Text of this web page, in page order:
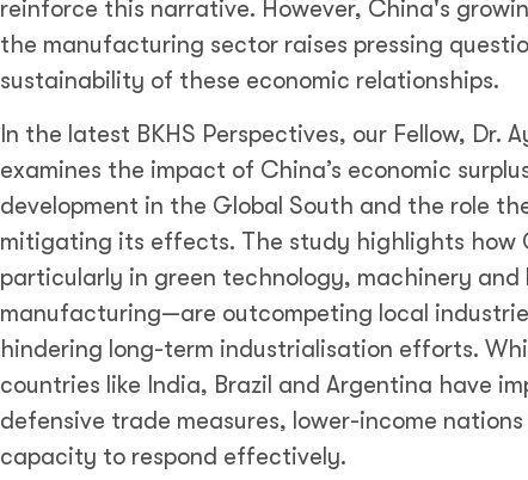
reinforce this narrative. However, China's
the manufacturing sector raises pressing
sustainability of these economic relationships.
In the latest BKHS Perspectives, our Fellow, Dr.
examines the impact of China’s economic
development in the Global South and the role
mitigating its effects. The study highlights how
particularly in green technology, machinery and
manufacturing—are outcompeting local
hindering long-term industrialisation efforts.
countries like India, Brazil and Argentina have
defensive trade measures, lower-income
capacity to respond effectively.